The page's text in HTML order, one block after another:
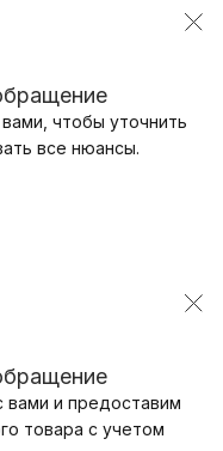
чтобы уточнить
все нюансы.
и предоставим
товара с учетом